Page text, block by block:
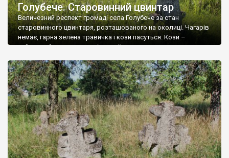
Голубече. Старовинний цвинтар
Величезний респект громаді села Голубече за стан
старовинного цвинтаря, розташованого на околиці. Чагарів
немає, гарна зелена травичка і кози пасуться. Кози –
найкращий регулятор шкідливої, для старих кладовищ,
бруньками, кози ті бруньки обгризають, бо то улюблений
делікатес. На цвинтарі у Голубечому ціла колекція
різноманітних форм хрестів. Село відносно невелике, […]